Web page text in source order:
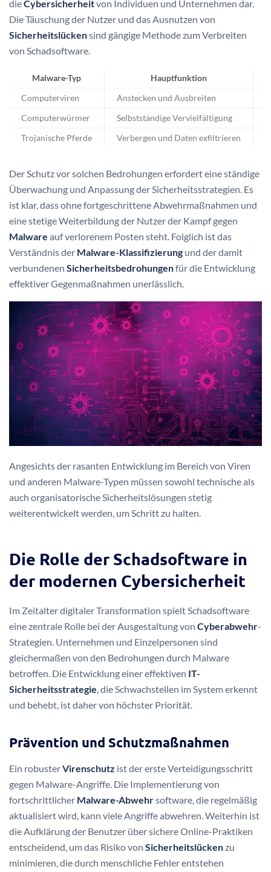
dieCybersicherheitvon Individuen und Unternehmen dar.
Die Täuschung der Nutzer und das Ausnutzen von
Sicherheitslückensind gängige Methode zum Verbreiten
von Schadsoftware.
Malware-Typ Hauptfunktion
Computerviren Anstecken und Ausbreiten
Computerwürmer Selbstständige Vervielfältigung
Trojanische Pferde Verbergen und Daten exfiltrieren
Der Schutz vor solchen Bedrohungen erfordert eine ständige
Überwachung und Anpassung der Sicherheitsstrategien. Es
ist klar, dass ohne fortgeschrittene Abwehrmaßnahmen und
eine stetige Weiterbildung der Nutzer der Kampf gegen
Malware auf verlorenem Posten steht. Folglich ist das
Verständnis der Malware-Klassifizierung und der damit
verbundenen Sicherheitsbedrohungenfür die Entwicklung
effektiver Gegenmaßnahmen unerlässlich.
Angesichts der rasanten Entwicklung im Bereich von Viren
und anderen Malware-Typen müssen sowohl technische als
auch organisatorische Sicherheitslösungen stetig
weiterentwickelt werden, um Schritt zu halten.
Die Rolle der Schadsoftware in
der modernen Cybersicherheit
Im Zeitalter digitaler Transformation spielt Schadsoftware
eine zentrale Rolle bei der Ausgestaltung von Cyberabwehr-
Strategien. Unternehmen und Einzelpersonen sind
gleichermaßen von den Bedrohungen durch Malware
betroffen. Die Entwicklung einer effektiven IT-
Sicherheitsstrategie , die Schwachstellen im System erkennt
und behebt, ist daher von höchster Priorität.
Prävention und Schutzmaßnahmen
Ein robusterVirenschutz ist der erste Verteidigungsschritt
gegen Malware-Angriffe. Die Implementierung von
fortschrittlicher Malware-Abwehrsoftware, die regelmäßig
aktualisiert wird, kann viele Angriffe abwehren. Weiterhin ist
die Aufklärung der Benutzer über sichere Online-Praktiken
entscheidend, um das Risiko von Sicherheitslückenzu
minimieren, die durch menschliche Fehler entstehen